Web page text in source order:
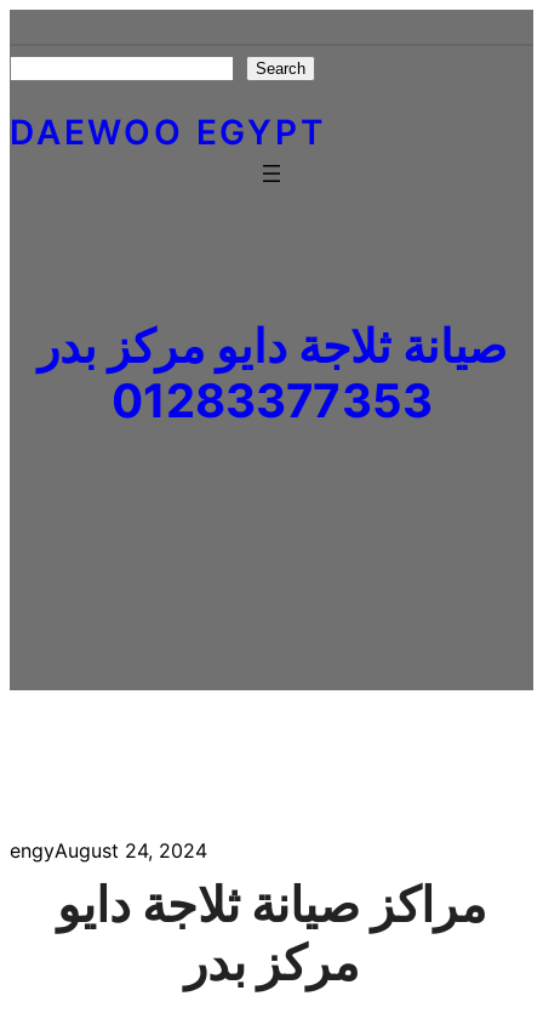
to
content
Search
DAEWOO EGYPT
صيانة ثلاجة دايو مركز بدر
01283377353
engyAugust 24, 2024
مراكز صيانة ثلاجة دايو
مركز بدر